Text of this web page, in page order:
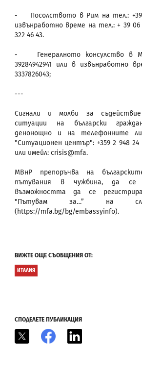
- Посолството в Рим на тел.: +39
извънработно време на тел.: + 39 06
322 46 43.
- Генералното консулство в
39284942941 или в извънработно
3337826043;
---
Сигнали и молби за
ситуации на български
денонощно и на телефонните
"Ситуационен център": +359 2 948 24
или имейл: crisis@mfa.
МВнР препоръчва на
пътувания в чужбина, да се
възможността да се
"Пътувам за…” на
(https://mfa.bg/bg/embassyinfo).
ВИЖТЕ ОЩЕ СЪОБЩЕНИЯ ОТ:
ИТАЛИЯ
СПОДЕЛЕТЕ ПУБЛИКАЦИЯ
Facebook